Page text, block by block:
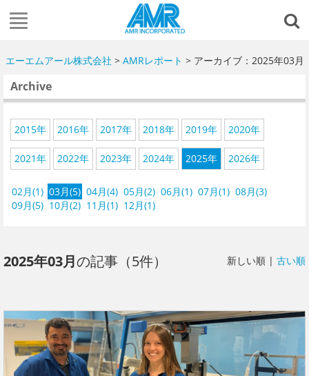
エーエムアール株式会社 > AMRレポート > アーカイブ：2025年03月
Archive
2015年 2016年 2017年 2018年 2019年 2020年
2021年 2022年 2023年 2024年 2025年 2026年
02月(1) 03月(5) 04月(4) 05月(2) 06月(1) 07月(1) 08月(3)
09月(5) 10月(2) 11月(1) 12月(1)
2025年03月の記事（5件） 新しい順 | 古い順